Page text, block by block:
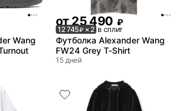
Wang
от25 490 ₽
12 745₽ × 2 в сплит
Футболка Alexander Wang
FW24 Grey T-Shirt
15 дней